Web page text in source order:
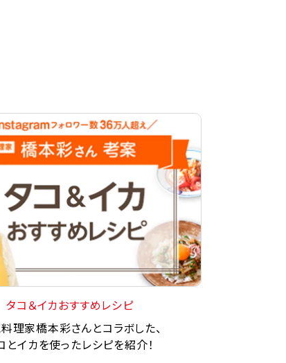
タコ＆イカおすすめレシピ
理家橋本彩さんとコラボした、
とイカを使ったレシピを紹介！